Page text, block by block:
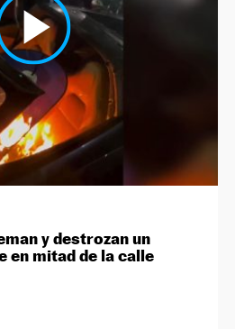
y destrozan un
en mitad de la calle